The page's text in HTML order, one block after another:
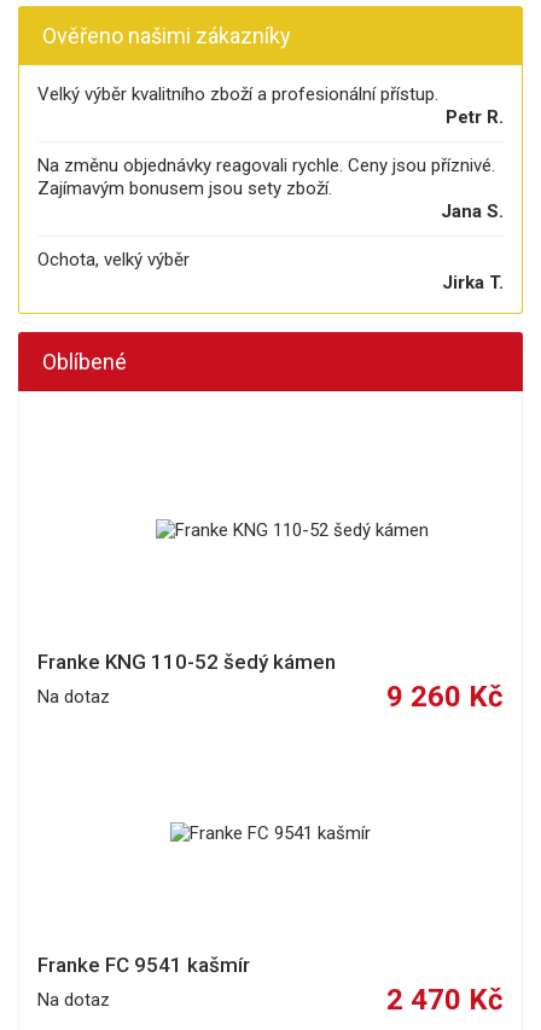
Ověřeno našimi zákazníky
Velký výběr kvalitního zboží a profesionální přístup.
Petr R.
Na změnu objednávky reagovali rychle. Ceny jsou příznivé.
Zajímavým bonusem jsou sety zboží.
Jana S.
Ochota, velký výběr
Jirka T.
Oblíbené
Franke KNG 110-52 šedý kámen
Na dotaz 9 260 Kč
Franke FC 9541 kašmír
Na dotaz 2 470 Kč